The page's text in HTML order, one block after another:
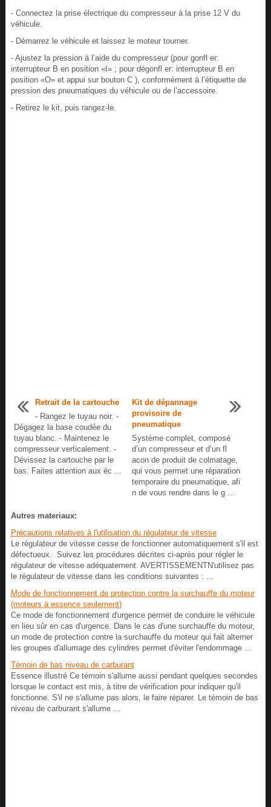
- Connectez la prise électrique du compresseur à la prise 12 V du
véhicule.
- Démarrez le véhicule et laissez le moteur tourner.
- Ajustez la pression à l’aide du compresseur (pour gonfl er:
interrupteur B en position «I» ; pour dégonfl er: interrupteur B en
position «O» et appui sur bouton C ), conformément à l’étiquette de
pression des pneumatiques du véhicule ou de l’accessoire.
- Retirez le kit, puis rangez-le.
Retrait de la cartouche
- Rangez le tuyau noir. -
Dégagez la base coudée du
tuyau blanc. - Maintenez le
compresseur verticalement. -
Dévissez la cartouche par le
bas. Faites attention aux éc ...
Kit de dépannage
provisoire de
pneumatique
Système complet, composé
d’un compresseur et d’un fl
acon de produit de colmatage,
qui vous permet une réparation
temporaire du pneumatique, afi
n de vous rendre dans le g ...
Autres materiaux:
Précautions relatives à l'utilisation du régulateur de vitesse
Le régulateur de vitesse cesse de fonctionner automatiquement s'il est
défectueux. Suivez les procédures décrites ci-après pour régler le
régulateur de vitesse adéquatement. AVERTISSEMENTN'utilisez pas
le régulateur de vitesse dans les conditions suivantes : ...
Mode de fonctionnement de protection contre la surchauffe du moteur
(moteurs à essence seulement)
Ce mode de fonctionnement d'urgence permet de conduire le véhicule
en lieu sûr en cas d'urgence. Dans le cas d'une surchauffe du moteur,
un mode de protection contre la surchauffe du moteur qui fait alterner
les groupes d'allumage des cylindres permet d'éviter l'endommage ...
Témoin de bas niveau de carburant
Essence illustré Ce témoin s'allume aussi pendant quelques secondes
lorsque le contact est mis, à titre de vérification pour indiquer qu'il
fonctionne. S'il ne s'allume pas alors, le faire réparer. Le témoin de bas
niveau de carburant s'allume ...